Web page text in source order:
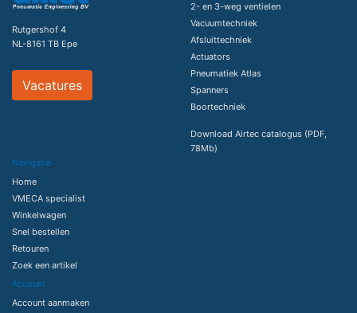
Rutgershof 4
NL-8161 TB Epe
Vacatures
2- en 3-weg ventielen
Vacuumtechniek
Afsluittechniek
Actuators
Pneumatiek Atlas
Spanners
Boortechniek
Download Airtec catalogus (PDF,
78Mb)
Navigatie
Home
VMECA specialist
Winkelwagen
Snel bestellen
Retouren
Zoek een artikel
Account
Account aanmaken